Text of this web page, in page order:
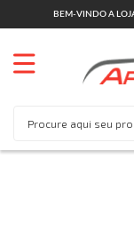
BEM-VINDO A